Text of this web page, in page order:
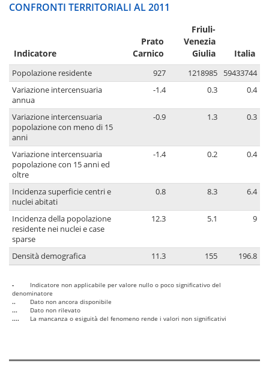
CONFRONTI TERRITORIALI AL 2011
Indicatore
Prato
Carnico
Friuli-
Venezia
Giulia
Italia
Popolazione residente 927 1218985
59433744
Variazione intercensuaria
annua
-1.4 0.3 0.4
Variazione intercensuaria
popolazione con meno di 15
anni
-0.9 1.3 0.3
Variazione intercensuaria
popolazione con 15 anni ed
oltre
-1.4 0.2 0.4
Incidenza superficie centri e
nuclei abitati
0.8 8.3 6.4
Incidenza della popolazione
residente nei nuclei e case
sparse
12.3 5.1 9
Densità demografica 11.3 155 196.8
-
Indicatore non applicabile per valore nullo o poco significativo del
denominatore
..
Dato non ancora disponibile
...
Dato non rilevato
....
La mancanza o esiguità del fenomeno rende i valori non significativi